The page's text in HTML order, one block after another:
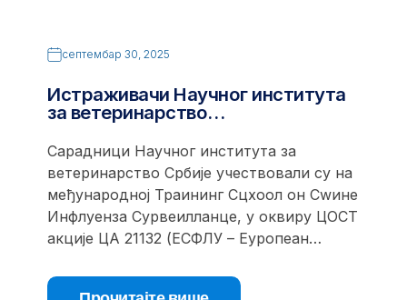
септембар 30, 2025
Истраживачи Научног института
за ветеринарство…
Сарадници Научног института за
ветеринарство Србије учествовали су на
међународној Траининг Сцхоол он Сwине
Инфлуенза Сурвеилланце, у оквиру ЦОСТ
акције ЦА 21132 (ЕСФЛУ – Еуропеан…